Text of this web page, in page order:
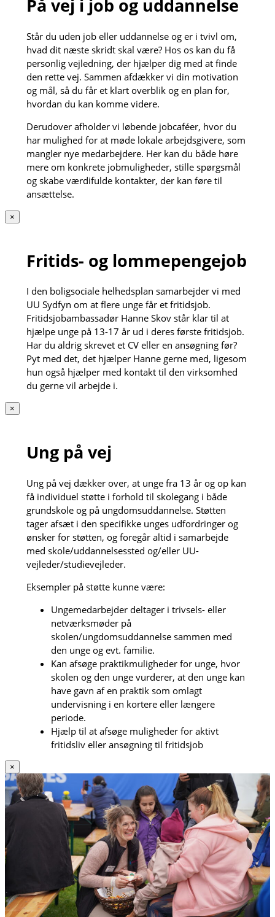
På vej i job og uddannelse
Står du uden job eller uddannelse og er i tvivl om,
hvad dit næste skridt skal være? Hos os kan du få
personlig vejledning, der hjælper dig med at finde
den rette vej. Sammen afdækker vi din motivation
og mål, så du får et klart overblik og en plan for,
hvordan du kan komme videre.
Derudover afholder vi løbende jobcaféer, hvor du
har mulighed for at møde lokale arbejdsgivere, som
mangler nye medarbejdere. Her kan du både høre
mere om konkrete jobmuligheder, stille spørgsmål
og skabe værdifulde kontakter, der kan føre til
ansættelse.
×
Fritids- og lommepengejob
I den boligsociale helhedsplan samarbejder vi med
UU Sydfyn om at flere unge får et fritidsjob.
Fritidsjobambassadør Hanne Skov står klar til at
hjælpe unge på 13-17 år ud i deres første fritidsjob.
Har du aldrig skrevet et CV eller en ansøgning før?
Pyt med det, det hjælper Hanne gerne med, ligesom
hun også hjælper med kontakt til den virksomhed
du gerne vil arbejde i.
×
Ung på vej
Ung på vej dækker over, at unge fra 13 år og op kan
få individuel støtte i forhold til skolegang i både
grundskole og på ungdomsuddannelse. Støtten
tager afsæt i den specifikke unges udfordringer og
ønsker for støtten, og foregår altid i samarbejde
med skole/uddannelsessted og/eller UU-
vejleder/studievejleder.
Eksempler på støtte kunne være:
Ungemedarbejder deltager i trivsels- eller
netværksmøder på
skolen/ungdomsuddannelse sammen med
den unge og evt. familie.
Kan afsøge praktikmuligheder for unge, hvor
skolen og den unge vurderer, at den unge kan
have gavn af en praktik som omlagt
undervisning i en kortere eller længere
periode.
Hjælp til at afsøge muligheder for aktivt
fritidsliv eller ansøgning til fritidsjob
×